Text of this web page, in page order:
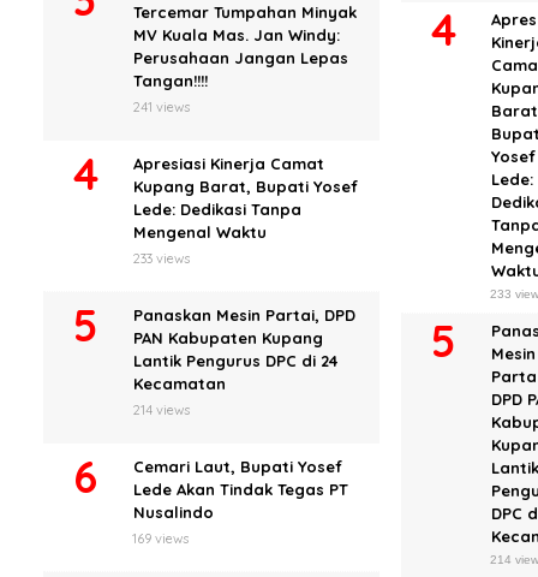
Yosef
Lede:
233
Mesin
DPD
DPC
214
Tercemar Tumpahan Minyak
MV Kuala Mas. Jan Windy:
Perusahaan Jangan Lepas
Tangan!!!!
241 views
Apresiasi Kinerja Camat
Kupang Barat, Bupati Yosef
Lede: Dedikasi Tanpa
Mengenal Waktu
233 views
Panaskan Mesin Partai, DPD
PAN Kabupaten Kupang
Lantik Pengurus DPC di 24
Kecamatan
214 views
Cemari Laut, Bupati Yosef
Lede Akan Tindak Tegas PT
Nusalindo
169 views